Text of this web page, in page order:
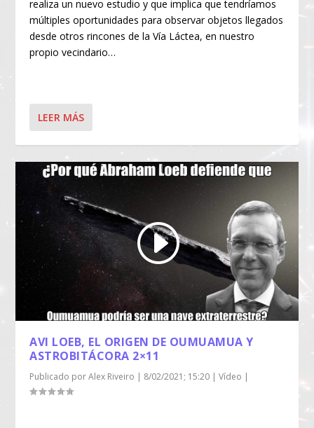
realiza un nuevo estudio y que implica que tendríamos
múltiples oportunidades para observar objetos llegados
desde otros rincones de la Vía Láctea, en nuestro
propio vecindario…
LEER MÁS
AVI LOEB, EL ORIGEN DE OUMUAMUA Y
ASTROBITÁCORA 2×11
Publicado porAlex Riveiro | 8/02/2021; 15:20 |Vídeo |